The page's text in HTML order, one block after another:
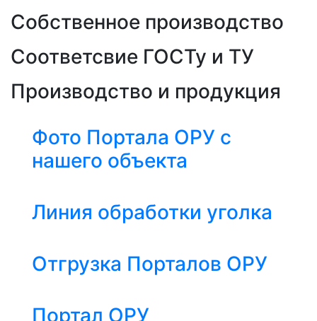
Собственное производство
Соответсвие ГОСТу и ТУ
Производство и продукция
Фото Портала ОРУ с
нашего объекта
Линия обработки уголка
Отгрузка Порталов ОРУ
Портал ОРУ